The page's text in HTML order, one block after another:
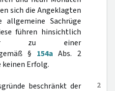
sich die Angeklagten
Sachrüge
führen hinsichtlich
zu einer
§ 154a Abs. 2
keinen Erfolg.
2
beschränkt der